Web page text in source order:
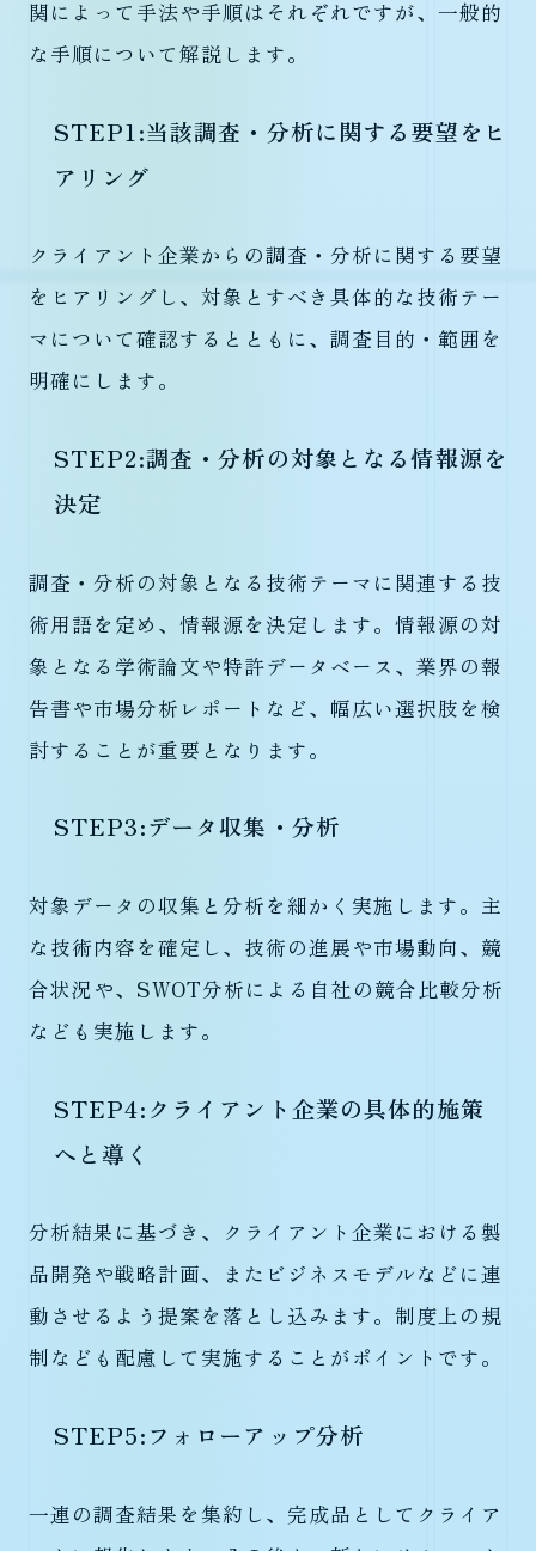
関によって手法や手順はそれぞれですが、一般的
な手順について解説します。
STEP1:当該調査・分析に関する要望をヒ
アリング
クライアント企業からの調査・分析に関する要望
をヒアリングし、対象とすべき具体的な技術テー
マについて確認するとともに、調査目的・範囲を
明確にします。
STEP2:調査・分析の対象となる情報源を
決定
調査・分析の対象となる技術テーマに関連する技
術用語を定め、情報源を決定します。情報源の対
象となる学術論文や特許データベース、業界の報
告書や市場分析レポートなど、幅広い選択肢を検
討することが重要となります。
STEP3:データ収集・分析
対象データの収集と分析を細かく実施します。主
な技術内容を確定し、技術の進展や市場動向、競
合状況や、SWOT分析による自社の競合比較分析
なども実施します。
STEP4:クライアント企業の具体的施策
へと導く
分析結果に基づき、クライアント企業における製
品開発や戦略計画、またビジネスモデルなどに連
動させるよう提案を落とし込みます。制度上の規
制なども配慮して実施することがポイントです。
STEP5:フォローアップ分析
一連の調査結果を集約し、完成品としてクライア